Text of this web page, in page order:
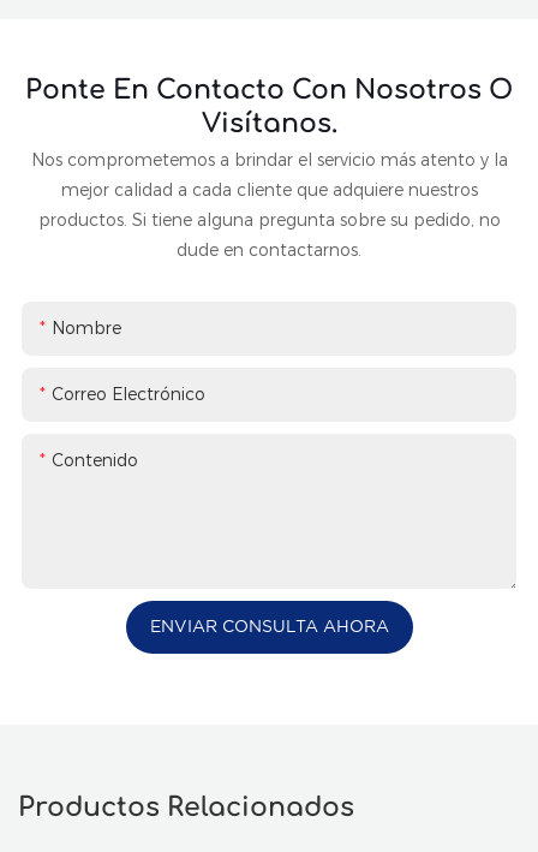
Ponte En Contacto Con Nosotros O
Visítanos.
Nos comprometemos a brindar el servicio más atento y la
mejor calidad a cada cliente que adquiere nuestros
productos. Si tiene alguna pregunta sobre su pedido, no
dude en contactarnos.
Nombre
Correo Electrónico
Contenido
ENVIAR CONSULTA AHORA
Productos Relacionados